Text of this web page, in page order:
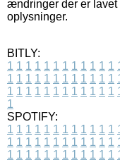
ændringer der er lavet
oplysninger.
BITLY:
1 1 1 1 1 1 1 1 1 1 1 1
1 1 1 1 1 1 1 1 1 1 1 1
1 1 1 1 1 1 1 1 1 1 1 1
1
SPOTIFY:
1 1 1 1 1 1 1 1 1 1 1 1
1 1 1 1 1 1 1 1 1 1 1 1
1 1 1 1 1 1 1 1 1 1 1 1